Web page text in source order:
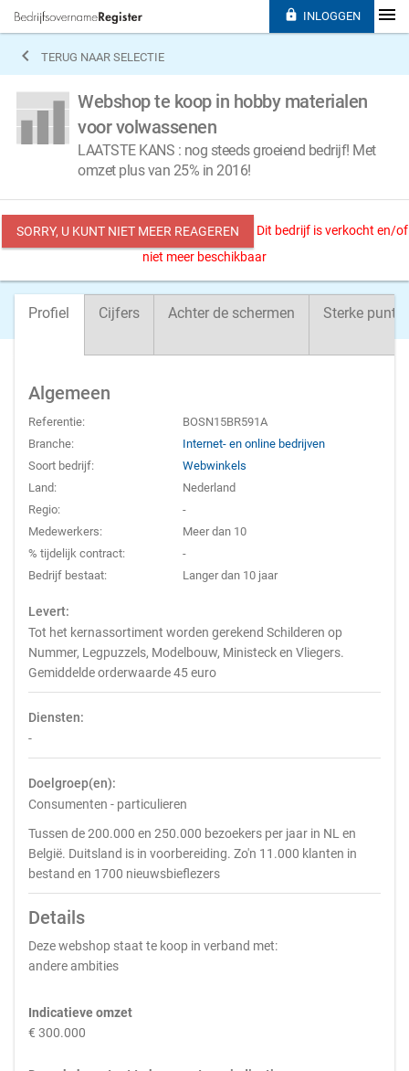
 TERUG NAAR SELECTIE
Webshop te koop in hobby materialen
voor volwassenen
LAATSTE KANS : nog steeds groeiend bedrijf! Met
omzet plus van 25% in 2016!
SORRY, U KUNT NIET MEER REAGEREN
Dit bedrijf is verkocht en/of
niet meer beschikbaar
Profiel Cijfers Achter de schermen Sterke
Algemeen
Referentie:
BOSN15BR591A
Branche:
Internet- en online bedrijven
Soort bedrijf:
Webwinkels
Land:
Nederland
Regio:
-
Medewerkers:
Meer dan 10
% tijdelijk contract:
-
Bedrijf bestaat:
Langer dan 10 jaar
Levert:
Tot het kernassortiment worden gerekend Schilderen op
Nummer, Legpuzzels, Modelbouw, Ministeck en Vliegers.
Gemiddelde orderwaarde 45 euro
Diensten:
-
Doelgroep(en):
Consumenten - particulieren
Tussen de 200.000 en 250.000 bezoekers per jaar in NL en
België. Duitsland is in voorbereiding. Zo'n 11.000 klanten in
bestand en 1700 nieuwsbieflezers
Details
Deze webshop staat te koop in verband met:
andere ambities
Indicatieve omzet
€ 300.000
 INLOGGEN